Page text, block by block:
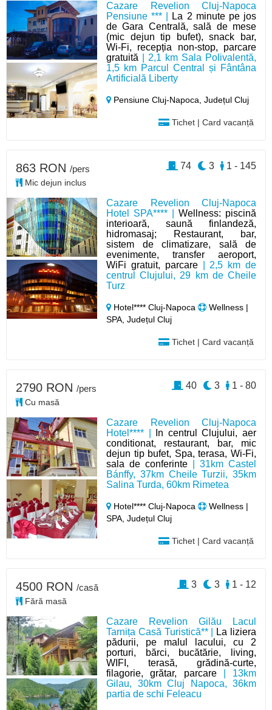
Cazare Revelion Cluj-Napoca
Pensiune *** |
La 2 minute pe jos
de Gara Centrală, sală de mese
(mic dejun tip bufet), snack bar,
Wi-Fi, recepția non-stop, parcare
gratuită | 2,1 km Sala Polivalentă,
1,5 km Parcul Central și Fântâna
Artificială Liberty
Pensiune Cluj-Napoca,Județul Cluj
Tichet | Card vacanță
Cazare Revelion Cluj-Napoca
Hotel SPA**** |Wellness: piscină
interioară, saună finlandeză,
hidromasaj; Restaurant, bar,
sistem de climatizare, sală de
evenimente, transfer aeroport,
WiFi gratuit, parcare| 2,5 km de
centrul Clujului, 29 km de Cheile
Turz
Hotel**** Cluj-Napoca
Wellness |
SPA, Județul Cluj
Tichet | Card vacanță
863 RON /pers
Mic dejun inclus
1 - 145
3
74
Cazare Revelion Cluj-Napoca
Hotel**** |
In centrul Clujului, aer
conditionat, restaurant, bar, mic
dejun tip bufet, Spa, terasa, Wi-Fi,
sala de conferinte | 31km Castel
Bánffy, 37km Cheile Turzii, 35km
Salina Turda, 60km Rimetea
Hotel**** Cluj-Napoca
Wellness |
SPA, Județul Cluj
Tichet | Card vacanță
2790 RON /pers
Cu masă
1 - 80
3
40
Cazare Revelion Gilău Lacul
Tarnița Casă Turistică** |
La liziera
pădurii, pe malul lacului, cu 2
porturi, bărci, bucătărie, living,
WIFI, terasă, grădină-curte,
filagorie, grătar, parcare| 13km
Gilau, 30km Cluj Napoca, 36km
partia de schi Feleacu
4500 RON /casă
Fără masă
1 - 12
3
3